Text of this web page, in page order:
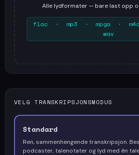
Alle lydformater — bare last opp
flac · mp3 · mpga ·
wav
VELG TRANSKRIPSJONSMODUS
Standard
Ren, sammenhengende transkripsjon.
podcaster, talenotater og lyd med én